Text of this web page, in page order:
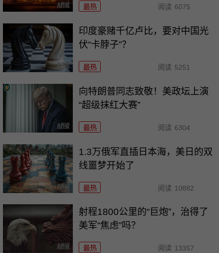
最热 阅读 6075
印度豪赌千亿卢比，要对中国光
伏“卡脖子”？
最热 阅读 5251
向特朗普同志致敬！美政坛上演
“超级抹红大赛”
最热 阅读 6304
1.3万俄军直插日本海，美日的双
线噩梦开始了
最热 阅读 10882
射程1800公里的“巨炮”，治得了
美军“焦虑”吗？
最热 阅读 13357